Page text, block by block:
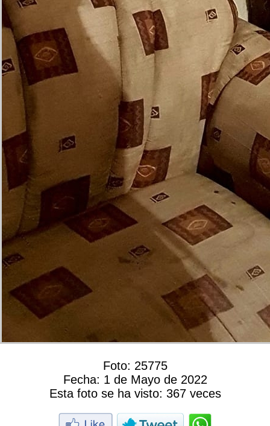
Foto: 25775
Fecha: 1 de Mayo de 2022
Esta foto se ha visto: 367 veces